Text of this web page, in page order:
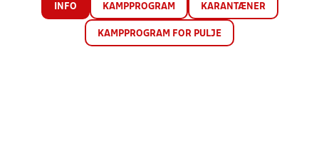
INFO KAMPPROGRAM KARANTÆNER
KAMPPROGRAM FOR PULJE